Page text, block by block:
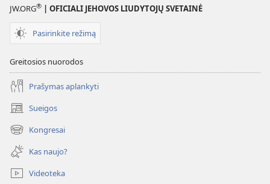
JW.ORG® | OFICIALI JEHOVOS LIUDYTOJŲ SVETAINĖ
Pasirinkite režimą
Greitosios nuorodos
Prašymas aplankyti
Sueigos
(atsiveria
naujas
langas)
Kongresai
(atsiveria
naujas
langas)
Kas naujo?
Videoteka